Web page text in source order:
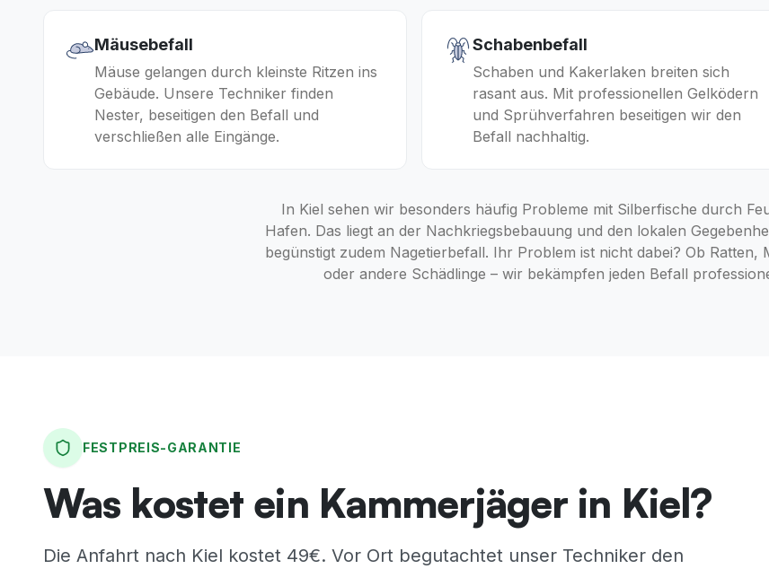
Mäusebefall
Mäuse gelangen durch kleinste Ritzen ins
Gebäude. Unsere Techniker finden
Nester, beseitigen den Befall und
verschließen alle Eingänge.
Schabenbefall
Schaben und Kakerlaken breiten sich
rasant aus. Mit professionellen Gelködern
und Sprühverfahren beseitigen wir den
Befall nachhaltig.
In Kiel sehen wir besonders häufig Probleme mit Silberfische durch
Hafen. Das liegt an der Nachkriegsbebauung und den lokalen
begünstigt zudem Nagetierbefall. Ihr Problem ist nicht dabei? Ob Ratten,
oder andere Schädlinge – wir bekämpfen jeden Befall
FESTPREIS-GARANTIE
Was kostet ein Kammerjäger in Kiel?
Die Anfahrt nach Kiel kostet 49€. Vor Ort begutachtet unser Techniker den